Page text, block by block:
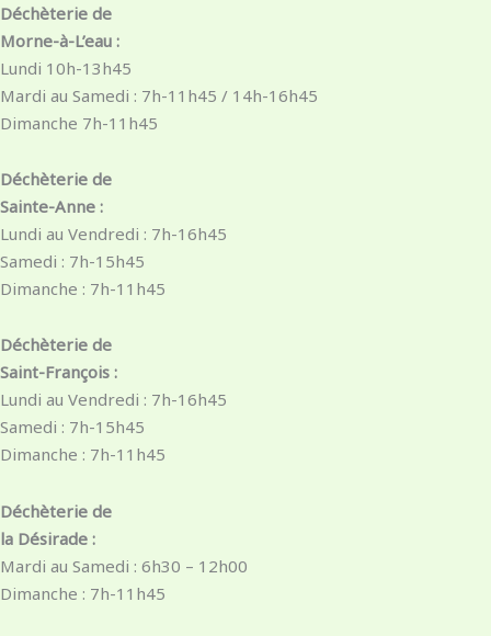
Déchèterie de
Morne-à-L’eau :
Lundi 10h-13h45
Mardi au Samedi : 7h-11h45 / 14h-16h45
Dimanche 7h-11h45
Déchèterie de
Sainte-Anne :
Lundi au Vendredi : 7h-16h45
Samedi : 7h-15h45
Dimanche : 7h-11h45
Déchèterie de
Saint-François :
Lundi au Vendredi : 7h-16h45
Samedi : 7h-15h45
Dimanche : 7h-11h45
Déchèterie de
la Désirade :
Mardi au Samedi : 6h30 – 12h00
Dimanche : 7h-11h45